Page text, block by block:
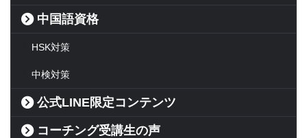
中国語資格
HSK対策
中検対策
公式LINE限定コンテンツ
コーチング受講生の声